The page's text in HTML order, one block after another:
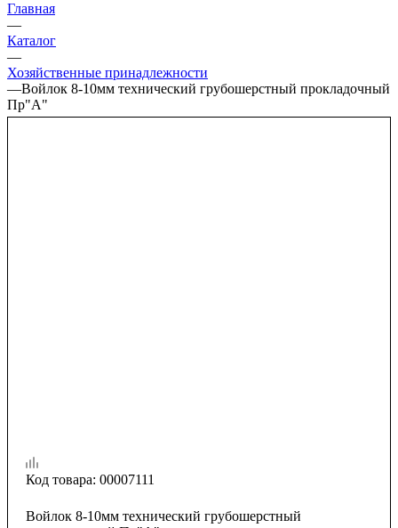
Главная
—
Каталог
—
Хозяйственные принадлежности
—Войлок 8-10мм технический грубошерстный прокладочный
Пр"А"
Код товара: 00007111
Войлок 8-10мм технический грубошерстный